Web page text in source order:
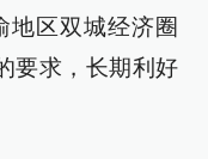
地区双城经济圈
要求，长期利好